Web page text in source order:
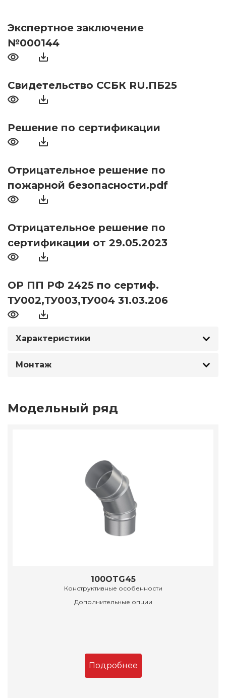
Экспертное заключение
№000144
Свидетельство ССБК RU.ПБ25
Решение по сертификации
Отрицательное решение по
пожарной безопасности.pdf
Отрицательное решение по
сертификации от 29.05.2023
ОР ПП РФ 2425 по сертиф.
ТУ002,ТУ003,ТУ004 31.03.206
Характеристики
Монтаж
Модельный ряд
100OTG45
Конструктивные особенности
Дополнительные опции
Подробнее